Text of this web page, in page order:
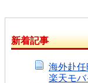
新着記事
海外赴
楽天モ